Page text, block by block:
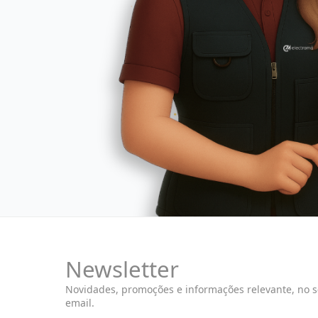
Newsletter
Novidades, promoções e informações relevante, no
email.